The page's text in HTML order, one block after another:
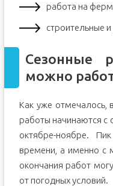
работа на
строительные
Сезонные
можно
Как уже отмечалось,
работы начинаются с
октябре-ноябре.
времени, а именно с
окончания работ
от погодных условий.